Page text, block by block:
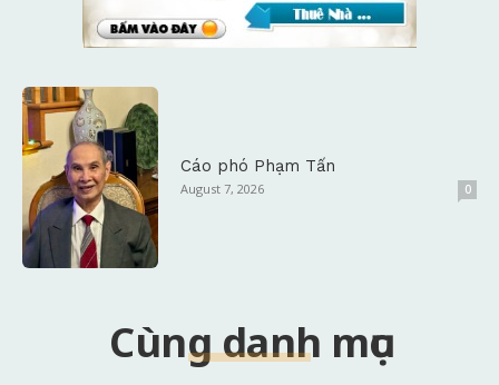
Cáo phó Phạm Tấn
August 7, 2026 0
Cùng danh mục